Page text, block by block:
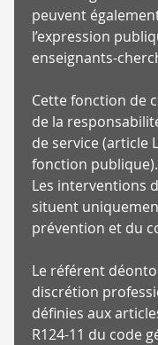
peuvent
l’expression
enseignants-
Cette fonction de
de la
de service (article
fonction publique).
Les interventions
situent
prévention et du
Le référent
discrétion
définies aux
R124-11 du code